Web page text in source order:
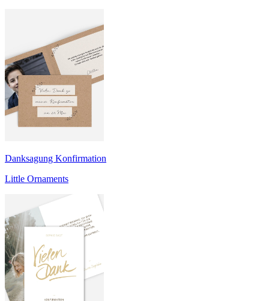
Danksagung Konfirmation
Little Ornaments